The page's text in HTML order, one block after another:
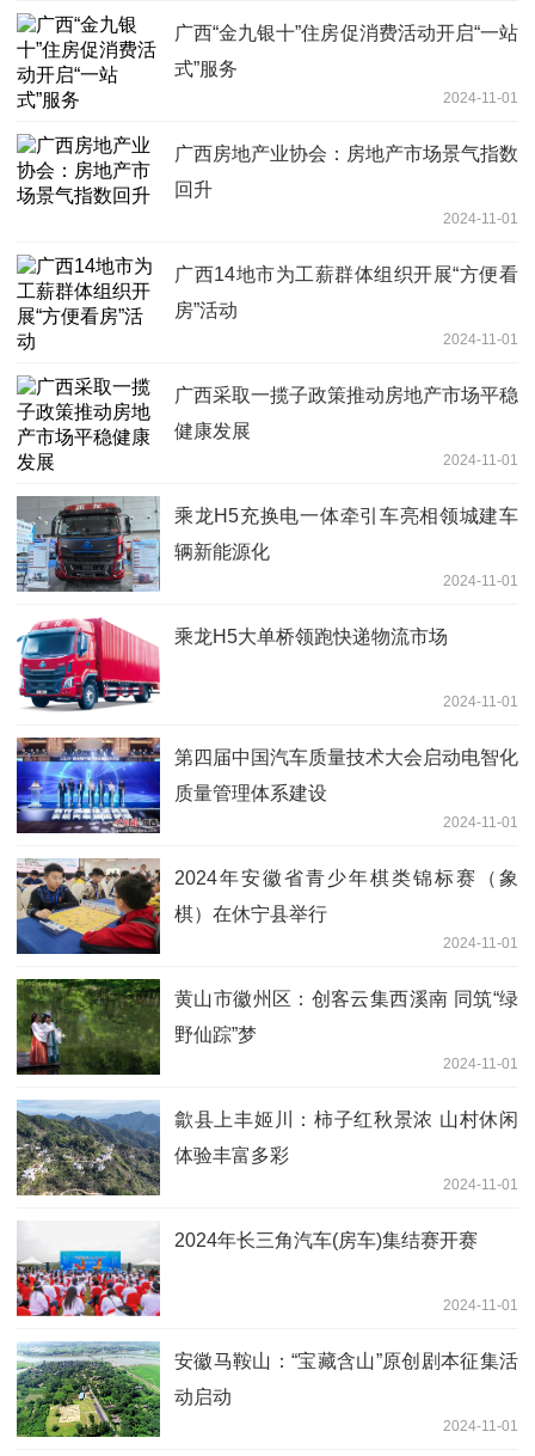
广西“金九银十”住房促消费活动开启“一站
式”服务
2024-11-01
广西房地产业协会：房地产市场景气指数
回升
2024-11-01
广西14地市为工薪群体组织开展“方便看
房”活动
2024-11-01
广西采取一揽子政策推动房地产市场平稳
健康发展
2024-11-01
乘龙H5充换电一体牵引车亮相领城建车
辆新能源化
2024-11-01
乘龙H5大单桥领跑快递物流市场
2024-11-01
第四届中国汽车质量技术大会启动电智化
质量管理体系建设
2024-11-01
2024年安徽省青少年棋类锦标赛（象
棋）在休宁县举行
2024-11-01
黄山市徽州区：创客云集西溪南 同筑“绿
野仙踪”梦
2024-11-01
歙县上丰姬川：柿子红秋景浓 山村休闲
体验丰富多彩
2024-11-01
2024年长三角汽车(房车)集结赛开赛
2024-11-01
安徽马鞍山：“宝藏含山”原创剧本征集活
动启动
2024-11-01